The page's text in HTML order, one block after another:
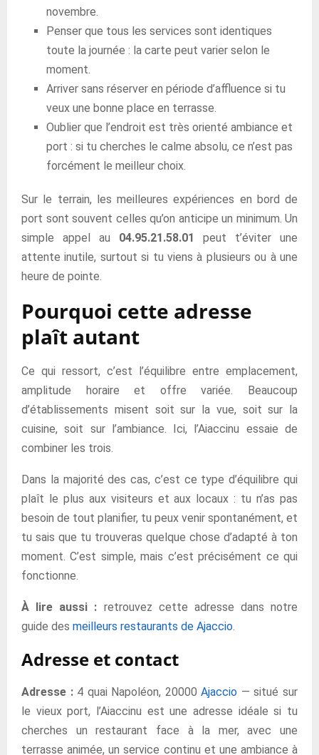
novembre.
Penser que tous les services sont identiques
toute la journée : la carte peut varier selon le
moment.
Arriver sans réserver en période d’affluence si tu
veux une bonne place en terrasse.
Oublier que l’endroit est très orienté ambiance et
port : si tu cherches le calme absolu, ce n’est pas
forcément le meilleur choix.
Sur le terrain, les meilleures expériences en bord de
port sont souvent celles qu’on anticipe un minimum. Un
simple appel au 04.95.21.58.01
peut t’éviter une
attente inutile, surtout si tu viens à plusieurs ou à une
heure de pointe.
Pourquoi cette adresse
plaît autant
Ce qui ressort, c’est l’équilibre entre emplacement,
amplitude horaire et offre variée. Beaucoup
d’établissements misent soit sur la vue, soit sur la
cuisine, soit sur l’ambiance. Ici, l’Aiaccinu essaie de
combiner les trois.
Dans la majorité des cas, c’est ce type d’équilibre qui
plaît le plus aux visiteurs et aux locaux : tu n’as pas
besoin de tout planifier, tu peux venir spontanément, et
tu sais que tu trouveras quelque chose d’adapté à ton
moment. C’est simple, mais c’est précisément ce qui
fonctionne.
À lire aussi : retrouvez cette adresse dans notre
guide des meilleurs restaurants de Ajaccio.
Adresse et contact
Adresse :4 quai Napoléon, 20000Ajaccio — situé sur
le vieux port, l’Aiaccinu est une adresse idéale si tu
cherches un restaurant face à la mer, avec une
terrasse animée, un service continu et une ambiance à